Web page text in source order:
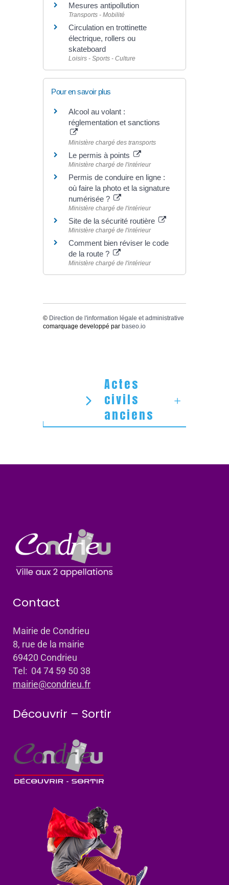
Mesures antipollution
Transports - Mobilité
Circulation en trottinette
électrique, rollers ou
skateboard
Loisirs - Sports - Culture
Pour en savoir plus
Alcool au volant :
réglementation et sanctions
Ministère chargé des transports
Le permis à points
Ministère chargé de l'intérieur
Permis de conduire en ligne :
où faire la photo et la signature
numérisée ?
Ministère chargé de l'intérieur
Site de la sécurité routière
Ministère chargé de l'intérieur
Comment bien réviser le code
de la route ?
Ministère chargé de l'intérieur
© Direction de l'information légale et administrative
comarquage developpé par baseo.io
Actes
civils
anciens
Contact
Mairie de Condrieu
8, rue de la mairie
69420 Condrieu
Tel: 04 74 59 50 38
mairie@condrieu.fr
Découvrir – Sortir